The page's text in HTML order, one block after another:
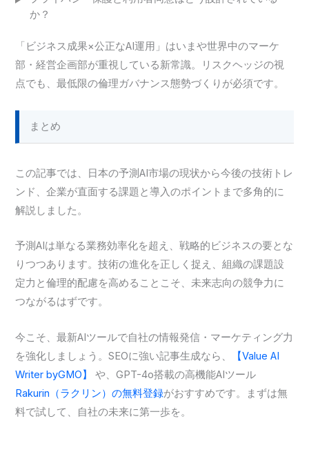
か？
「ビジネス成果×公正なAI運用」はいまや世界中のマーケ
部・経営企画部が重視している新常識。リスクヘッジの視
点でも、最低限の倫理ガバナンス態勢づくりが必須です。
まとめ
この記事では、日本の予測AI市場の現状から今後の技術トレ
ンド、企業が直面する課題と導入のポイントまで多角的に
解説しました。
予測AIは単なる業務効率化を超え、戦略的ビジネスの要とな
りつつあります。技術の進化を正しく捉え、組織の課題設
定力と倫理的配慮を高めることこそ、未来志向の競争力に
つながるはずです。
今こそ、最新AIツールで自社の情報発信・マーケティング力
を強化しましょう。SEOに強い記事生成なら、
【Value AI
Writer byGMO】や、GPT-4o搭載の高機能AIツール
Rakurin（ラクリン）の無料登録がおすすめです。まずは無
料で試して、自社の未来に第一歩を。